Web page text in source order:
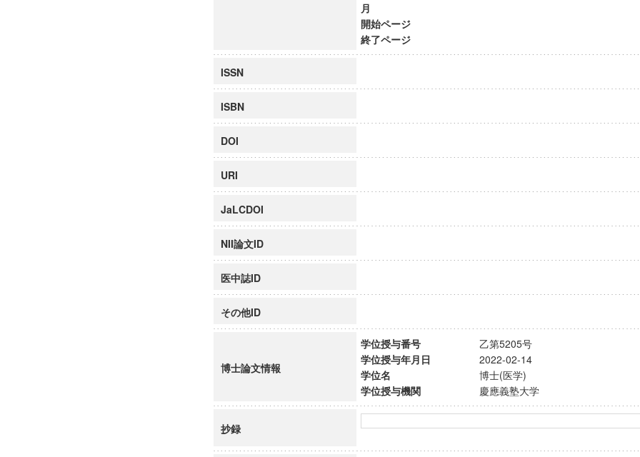
月
開始ページ
終了ページ
ISSN
ISBN
DOI
URI
JaLCDOI
NII論文ID
医中誌ID
その他ID
博士論文情報
学位授与番号
乙第5205号
学位授与年月日
2022-02-14
学位名
博士(医学)
学位授与機関
慶應義塾大学
抄録